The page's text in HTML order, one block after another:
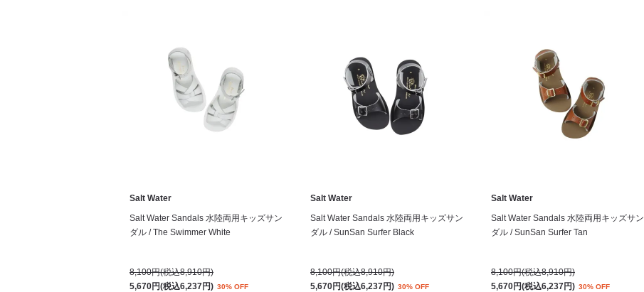
Salt Water
Salt Water Sandals 水陸両用キッズサン
ダル / The Swimmer White
8,100円(税込8,910円)
5,670円(税込6,237円) 30% OFF
Salt Water
Salt Water Sandals 水陸両用キッズサン
ダル / SunSan Surfer Black
8,100円(税込8,910円)
5,670円(税込6,237円) 30% OFF
Salt Water
Salt Water Sandals 水陸両用キッズサン
ダル / SunSan Surfer Tan
8,100円(税込8,910円)
5,670円(税込6,237円) 30% OFF